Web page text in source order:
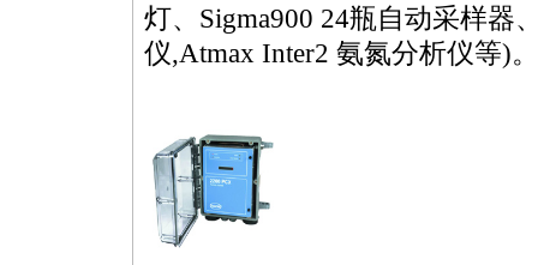
灯、Sigma900 24瓶自动采样器
仪,Atmax Inter2 氨氮分析仪等)。